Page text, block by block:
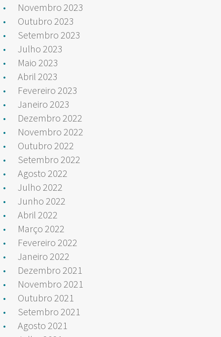
Novembro 2023
Outubro 2023
Setembro 2023
Julho 2023
Maio 2023
Abril 2023
Fevereiro 2023
Janeiro 2023
Dezembro 2022
Novembro 2022
Outubro 2022
Setembro 2022
Agosto 2022
Julho 2022
Junho 2022
Abril 2022
Março 2022
Fevereiro 2022
Janeiro 2022
Dezembro 2021
Novembro 2021
Outubro 2021
Setembro 2021
Agosto 2021